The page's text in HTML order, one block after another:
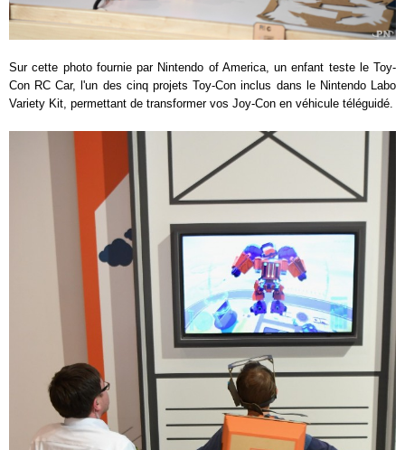
Sur cette photo fournie par Nintendo of America, un enfant teste le Toy-
Con RC Car, l'un des cinq projets Toy-Con inclus dans le Nintendo Labo
Variety Kit, permettant de transformer vos Joy-Con en véhicule téléguidé.